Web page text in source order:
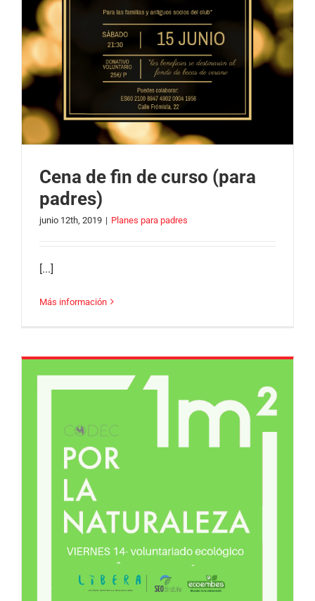
Cena de fin de curso (para
padres)
junio 12th, 2019 | Planes para padres
[...]
Más información